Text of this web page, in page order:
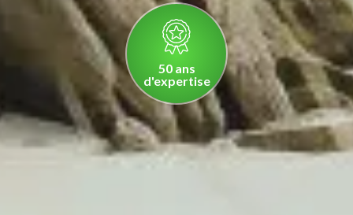
50 ans
d'expertise